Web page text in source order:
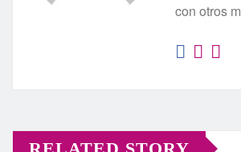
con otros